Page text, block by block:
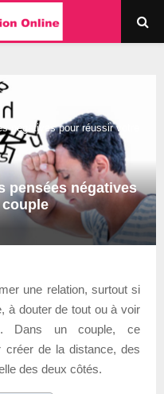
négatives pour réussir votre
pensées négatives
une relation, surtout si
à douter de tout ou à voir
Dans un couple, ce
créer de la distance, des
des deux côtés.